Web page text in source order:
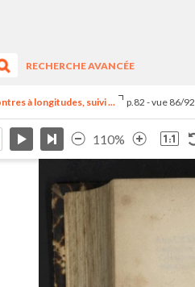
RECHERCHE AVANCÉE
à longitudes, suivi ... p.82 - vue 86/92
110%